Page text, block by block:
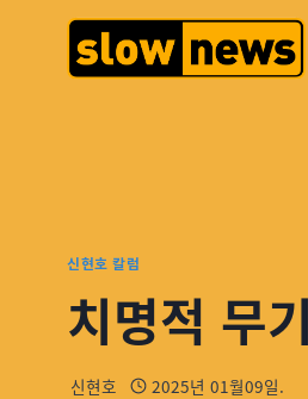
신현호 칼럼
치명적 무
신현호 2025년 01월09일.